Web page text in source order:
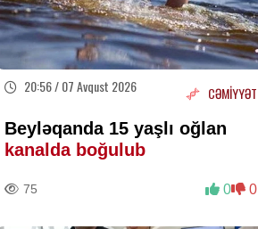
20:56 / 07 Avqust 2026 CƏMİYYƏT
Beyləqanda 15 yaşlı oğlan
kanalda boğulub
75 0 0